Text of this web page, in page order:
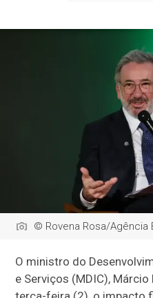
© Rovena Rosa/Agência
O ministro do
e Serviços (MDIC),